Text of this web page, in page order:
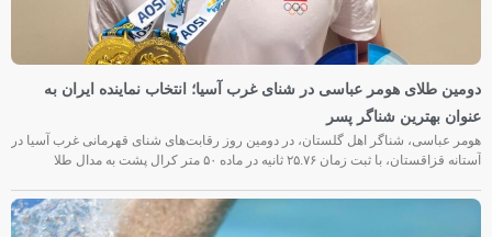
دومین طلای هومر عباسی در شنای غرب آسیا؛ انتخاب نماینده ایران به
عنوان بهترین شناگر پسر
هومر عباسی، شناگر اهل گلستان، در دومین روز رقابت‌های شنای قهرمانی غرب آسیا در
آستانه قزاقستان، با ثبت زمان ۲۵.۷۶ ثانیه در ماده ۵۰ متر کرال پشت به مدال طلا